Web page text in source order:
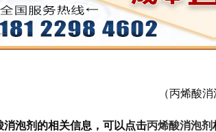
（丙烯酸
消泡剂的相关信息，可以点击丙烯酸消泡剂